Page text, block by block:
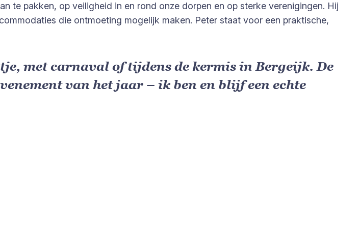
te pakken, op veiligheid in en rond onze dorpen en op sterke verenigingen. Hij
die ontmoeting mogelijk maken. Peter staat voor een praktische,
met carnaval of tijdens de kermis in Bergeijk. De
van het jaar – ik ben en blijf een echte